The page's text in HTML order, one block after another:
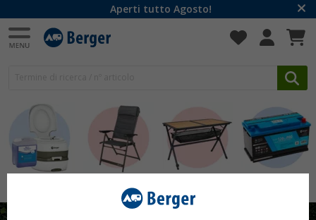
Aperti tutto Agosto!
Sedie